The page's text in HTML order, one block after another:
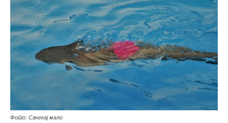
Фото: Сачекај мало